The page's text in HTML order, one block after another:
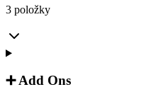
3 položky
➕ Add Ons